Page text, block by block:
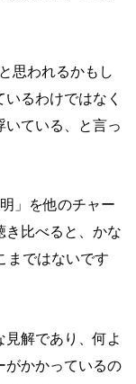
思われるかもし
るわけではなく
いている、と言っ
」を他のチャー
き比べると、かな
まではないです
解であり、何よ
がかかっているの